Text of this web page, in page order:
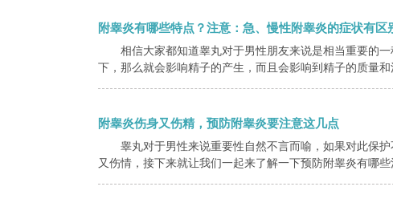
附睾炎有哪些特点？注意：急、慢性附睾炎的症状有区
相信大家都知道睾丸对于男性朋友来说是相当重要的
下，那么就会影响精子的产生，而且会影响到精子的质量
附睾炎伤身又伤精，预防附睾炎要注意这几点
睾丸对于男性来说重要性自然不言而喻，如果对此保
又伤情，接下来就让我们一起来了解一下预防附睾炎有哪些